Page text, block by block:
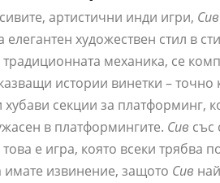
артистични инди игри, Сив
художествен стил в
традиционната механика, се
истории винетки – точно
секции за платформинг,
в платформингите. Сив със
е игра, която всеки трябва
имате извинение, защото Сив